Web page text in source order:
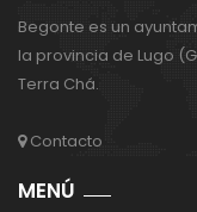
Begonte es un
la provincia de Lugo
Terra Chá.
Contacto
MENÚ